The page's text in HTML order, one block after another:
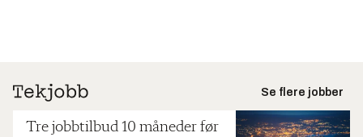
Se flere jobber
Tre jobbtilbud 10 måneder før